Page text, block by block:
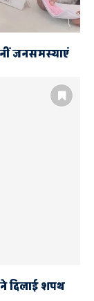
जनसमस्याएं
दिलाई शपथ